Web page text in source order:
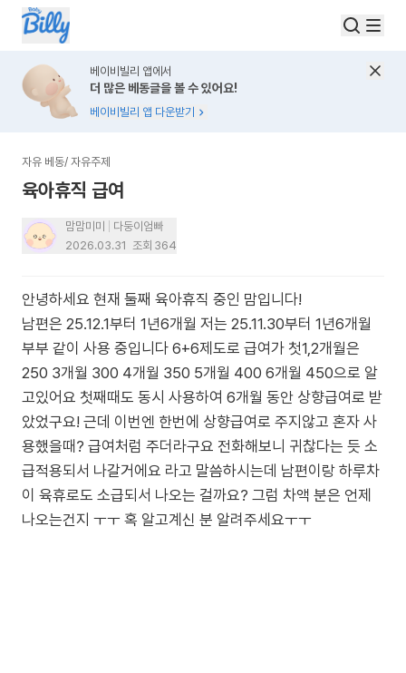
베이비빌리 앱에서
더 많은 베동글을 볼 수 있어요!
베이비빌리 앱 다운받기
자유 베동/ 자유주제
육아휴직 급여
맘맘미미
다둥이엄빠
2026.03.31 조회 364
안녕하세요 현재 둘째 육아휴직 중인 맘입니다!
남편은 25.12.1부터 1년6개월 저는 25.11.30부터 1년6개월
부부 같이 사용 중입니다 6+6제도로 급여가 첫1,2개월은
250 3개월 300 4개월 350 5개월 400 6개월 450으로 알
고있어요 첫째때도 동시 사용하여 6개월 동안 상향급여로 받
았었구요! 근데 이번엔 한번에 상향급여로 주지않고 혼자 사
용했을때? 급여처럼 주더라구요 전화해보니 귀찮다는 듯 소
급적용되서 나갈거에요 라고 말씀하시는데 남편이랑 하루차
이 육휴로도 소급되서 나오는 걸까요? 그럼 차액 분은 언제
나오는건지 ㅜㅜ 혹 알고계신 분 알려주세요ㅜㅜ